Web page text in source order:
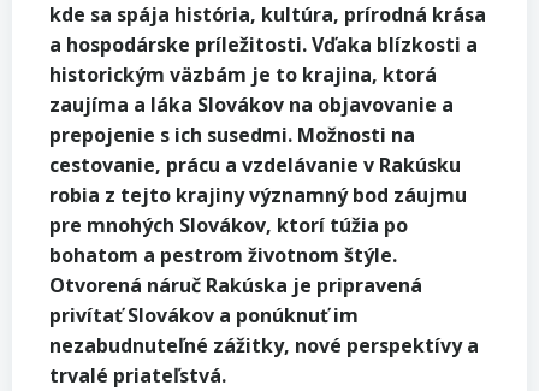
kde sa spája história, kultúra, prírodná krása
a hospodárske príležitosti. Vďaka blízkosti a
historickým väzbám je to krajina, ktorá
zaujíma a láka Slovákov na objavovanie a
prepojenie s ich susedmi. Možnosti na
cestovanie, prácu a vzdelávanie v Rakúsku
robia z tejto krajiny významný bod záujmu
pre mnohých Slovákov, ktorí túžia po
bohatom a pestrom životnom štýle.
Otvorená náruč Rakúska je pripravená
privítať Slovákov a ponúknuť im
nezabudnuteľné zážitky, nové perspektívy a
trvalé priateľstvá.